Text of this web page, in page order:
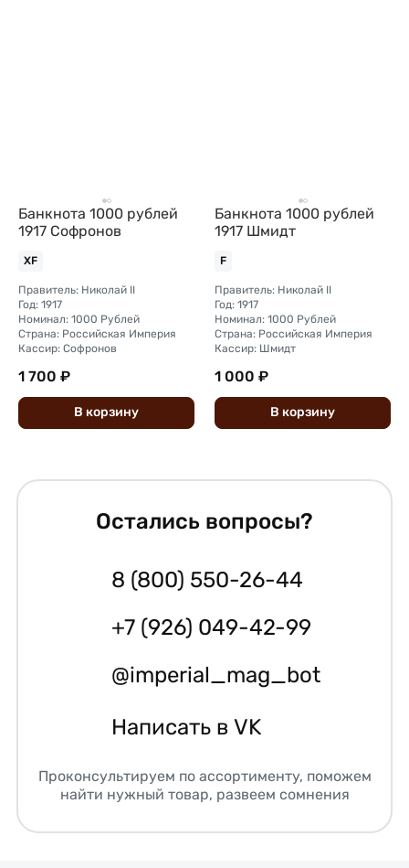
Банкнота 1000 рублей
1917 Софронов
XF
Правитель: Николай II
Год: 1917
Номинал: 1000 Рублей
Страна: Российская Империя
Кассир: Софронов
1 700 ₽
В корзину
Банкнота 1000 рублей
1917 Шмидт
F
Правитель: Николай II
Год: 1917
Номинал: 1000 Рублей
Страна: Российская Империя
Кассир: Шмидт
1 000 ₽
В корзину
Остались вопросы?
8 (800) 550-26-44
+7 (926) 049-42-99
@imperial_mag_bot
Написать в VK
Проконсультируем по ассортименту, поможем
найти нужный товар, развеем сомнения